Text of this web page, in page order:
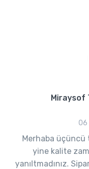
Miraysof
06
Merhaba üçüncü
yine kalite
yanıltmadınız.